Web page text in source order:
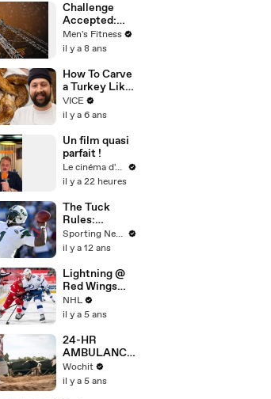
Challenge
Accepted:
Spartan Ultra
Iceland, Part 2
Men's Fitness
il y a 8 ans
How To Carve
a Turkey Like
A Pro
VICE
il y a 6 ans
Un film quasi
parfait !
Le cinéma d'Amaury
il y a 22 heures
The Tuck
Rules:
Sticking with
Geno Smith
move for Jets
Sporting News
il y a 12 ans
Lightning @
Red Wings
5/2/21 | NHL
Highlights
NHL
il y a 5 ans
24-HR
AMBULANCE
SERVICE
FOR COWS
Wochit
il y a 5 ans